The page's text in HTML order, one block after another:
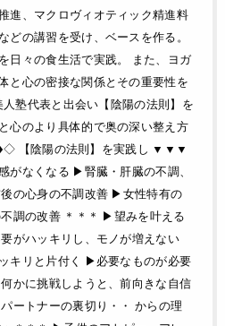
進、マクロヴィオティック精進料
どの講習を受け、ベースを作る。
日々の食生活で実践。 また、ヨガ
と心の密接な関係とその重要性を
塾代表と出会い【陰陽の法則】を
心のより具体的で奥の深い整え方
【陰陽の法則】を実践し ▼▼▼
がなくなる ▶︎腎臓・肝臓の不調、
の心身の不調改善 ▶︎女性特有の
調の改善 ＊＊＊ ▶︎望みを叶える
がハッキリし、モノが増えない
キリと片付く ▶︎必要なものが必要
かに挑戦しようと、前向きな自信
ートナーの裏切り・・ からの理